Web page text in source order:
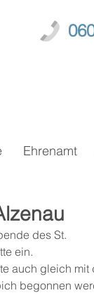
Ehrenamt
des St.
ein.
auch gleich mit
begonnen